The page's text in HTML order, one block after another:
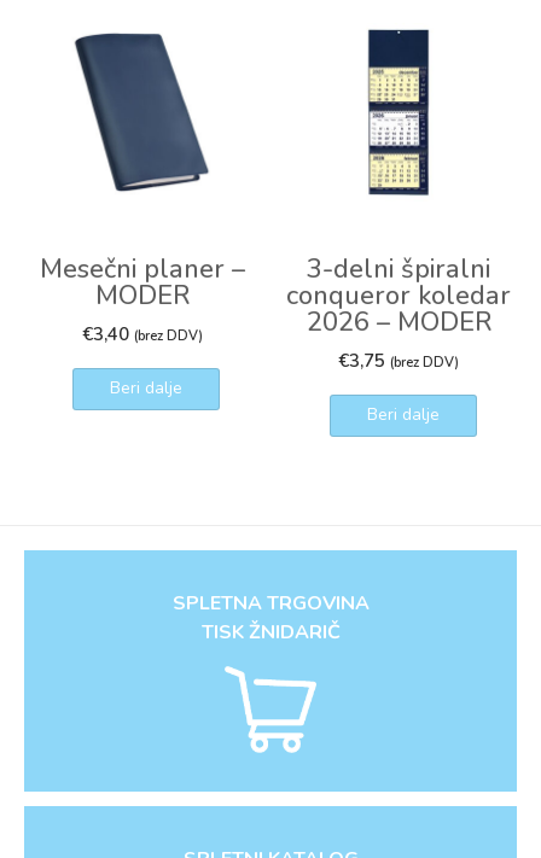
Mesečni planer –
MODER
€3,40 (brez DDV)
Beri dalje
3-delni špiralni
conqueror koledar
2026 – MODER
€3,75 (brez DDV)
Beri dalje
SPLETNA TRGOVINA
TISK ŽNIDARIČ